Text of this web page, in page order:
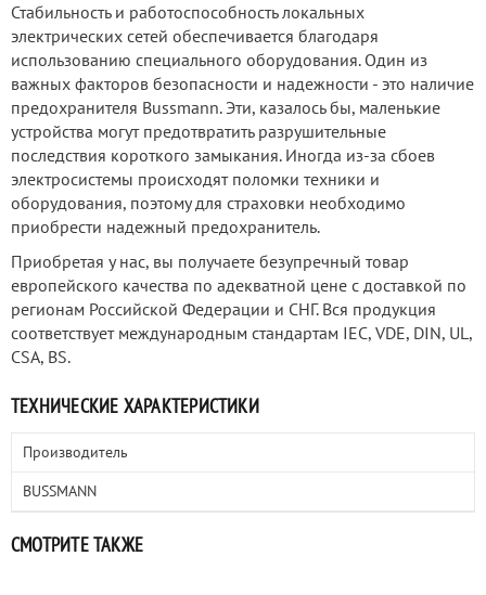
Стабильность и работоспособность локальных
электрических сетей обеспечивается благодаря
использованию специального оборудования. Один из
важных факторов безопасности и надежности - это наличие
предохранителя Bussmann. Эти, казалось бы, маленькие
устройства могут предотвратить разрушительные
последствия короткого замыкания. Иногда из-за сбоев
электросистемы происходят поломки техники и
оборудования, поэтому для страховки необходимо
приобрести надежный предохранитель.
Приобретая у нас, вы получаете безупречный товар
европейского качества по адекватной цене с доставкой по
регионам Российской Федерации и СНГ. Вся продукция
соответствует международным стандартам IEC, VDE, DIN, UL,
CSA, BS.
ТЕХНИЧЕСКИЕ ХАРАКТЕРИСТИКИ
Производитель
BUSSMANN
СМОТРИТЕ ТАКЖЕ